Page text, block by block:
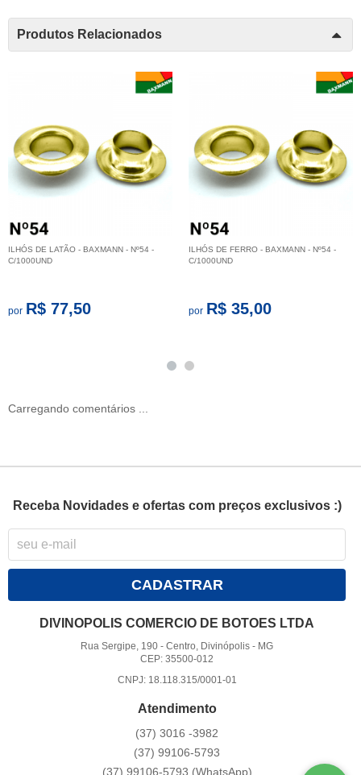
Produtos Relacionados
ILHÓS DE LATÃO - BAXMANN - Nº54 -
C/1000UND
por R$ 77,50
ILHÓS DE FERRO - BAXMANN - Nº54 -
C/1000UND
por R$ 35,00
Carregando comentários ...
Receba Novidades e ofertas com preços exclusivos :)
CADASTRAR
DIVINOPOLIS COMERCIO DE BOTOES LTDA
Rua Sergipe, 190 -Centro, Divinópolis - MG
CEP: 35500-012
CNPJ: 18.118.315/0001-01
Atendimento
(37) 3016 -3982
(37) 99106-5793
(37) 99106-5793 (WhatsApp)